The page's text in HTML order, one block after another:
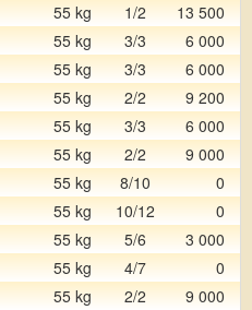
55 kg 1/2 13 500
55 kg 3/3 6 000
55 kg 3/3 6 000
55 kg 2/2 9 200
55 kg 3/3 6 000
55 kg 2/2 9 000
55 kg 8/10 0
55 kg 10/12 0
55 kg 5/6 3 000
55 kg 4/7 0
55 kg 2/2 9 000